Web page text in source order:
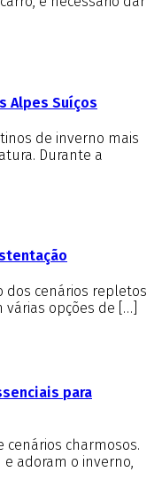
Alpes Suíços
de inverno mais
Durante a
dos cenários repletos
opções de […]
para
cenários charmosos.
adoram o inverno,